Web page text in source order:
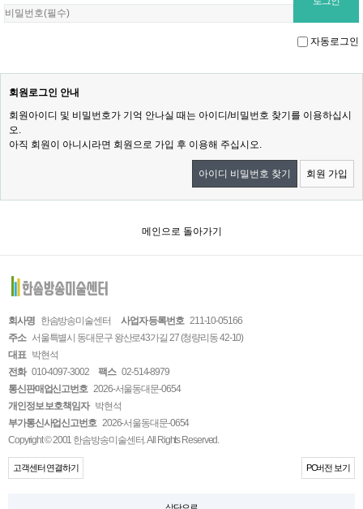
자동로그인
회원로그인 안내
회원아이디 및 비밀번호가 기억 안나실 때는 아이디/비밀번호 찾기를 이용하십시
오.
아직 회원이 아니시라면 회원으로 가입 후 이용해 주십시오.
아이디 비밀번호 찾기 회원 가입
메인으로 돌아가기
회사명 한솜방송미술센터 사업자 등록번호 211-10-05166
주소 서울특별시 동대문구 왕산로43가길 27 (청량리동 42-10)
대표 박현석
전화 010-4097-3002 팩스 02-514-8979
통신판매업신고번호 2026-서울동대문-0654
개인정보 보호책임자 박현석
부가통신사업신고번호 2026-서울동대문-0654
Copyright © 2001 한솜방송미술센터. All Rights Reserved.
고객센터 연결하기 PC버전 보기